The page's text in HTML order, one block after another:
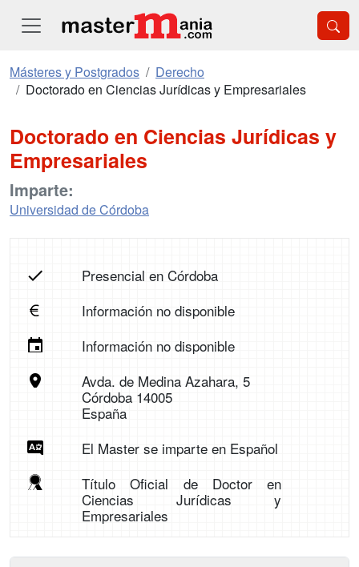
Másteres y Postgrados
Derecho
Doctorado en Ciencias Jurídicas y Empresariales
Doctorado en Ciencias Jurídicas y
Empresariales
Imparte:
Universidad de Córdoba
Presencial en Córdoba
Información no disponible
Información no disponible
Avda. de Medina Azahara, 5
Córdoba 14005
España
El Master se imparte en Español
Título Oficial de Doctor en
Ciencias Jurídicas y
Empresariales